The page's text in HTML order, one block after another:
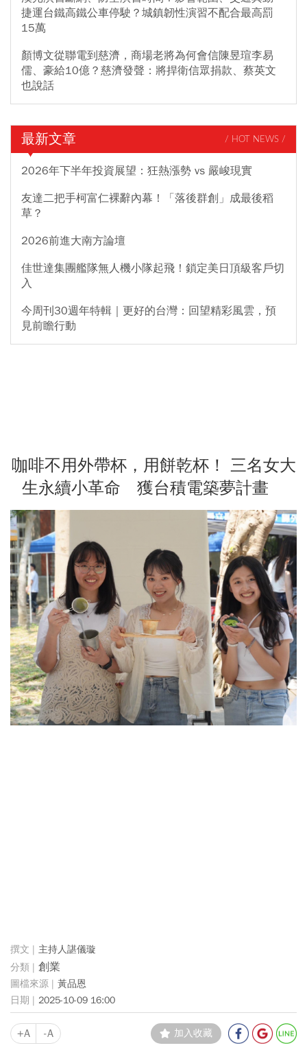
捷運台鐵高鐵公車停駛？城鎮韌性演習不配合最高罰
15萬
顏博文從聯電到慈濟，商場老將為何會信陳昱瑄李易
儒、豪給10億？慈濟發聲：將捍衛信眾捐款、蔡英文
也說話
最新文章 / HOT NEWS /
2026年下半年投資展望：狂熱漲勢 vs 嚴峻現實
友達二把手柯富仁裸辭內幕！「落後群創」成最後稻
草？
2026前進大南方論壇
佳世達集團艦隊無人機小隊起飛！鎖定美日頂級客戶切
入
今周刊30週年特輯｜更好的台灣：回望精彩風雲，預
見前瞻行動
咖啡不用外帶杯，用餅乾杯！ 三名女大
生永續小革命 獲台積電築夢計畫
主持人諶儀璇
創業
黃品恩
2025-10-09 16:00
+A -A 加入收藏